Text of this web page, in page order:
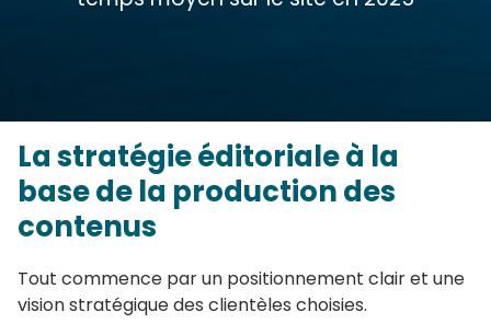
La stratégie éditoriale à la
base de la production des
contenus
Tout commence par un positionnement clair et une
vision stratégique des clientèles choisies.